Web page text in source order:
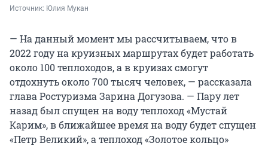
Источник: Юлия Мукан
— На данный момент мы рассчитываем, что в
2022 году на круизных маршрутах будет работать
около 100 теплоходов, а в круизах смогут
отдохнуть около 700 тысяч человек, — рассказала
глава Ростуризма Зарина Догузова. — Пару лет
назад был спущен на воду теплоход «Мустай
Карим», в ближайшее время на воду будет спущен
«Петр Великий», а теплоход «Золотое кольцо»